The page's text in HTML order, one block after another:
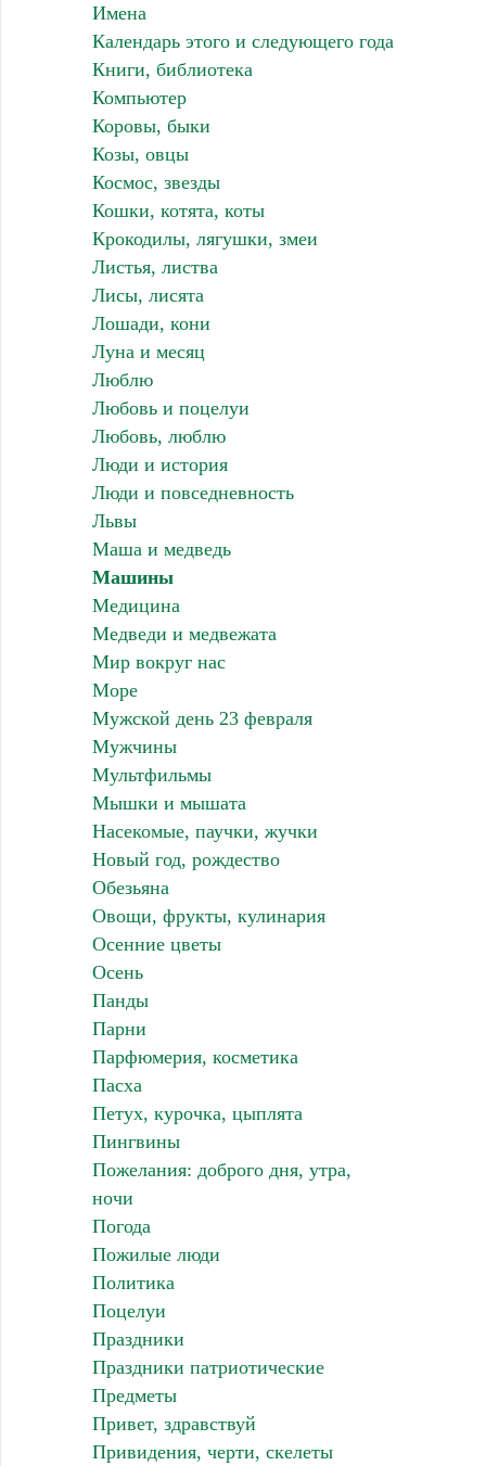
Имена
Календарь этого и следующего года
Книги, библиотека
Компьютер
Коровы, быки
Козы, овцы
Космос, звезды
Кошки, котята, коты
Крокодилы, лягушки, змеи
Листья, листва
Лисы, лисята
Лошади, кони
Луна и месяц
Люблю
Любовь и поцелуи
Любовь, люблю
Люди и история
Люди и повседневность
Львы
Маша и медведь
Машины
Медицина
Медведи и медвежата
Мир вокруг нас
Море
Мужской день 23 февраля
Мужчины
Мультфильмы
Мышки и мышата
Насекомые, паучки, жучки
Новый год, рождество
Обезьяна
Овощи, фрукты, кулинария
Осенние цветы
Осень
Панды
Парни
Парфюмерия, косметика
Пасха
Петух, курочка, цыплята
Пингвины
Пожелания: доброго дня, утра,
ночи
Погода
Пожилые люди
Политика
Поцелуи
Праздники
Праздники патриотические
Предметы
Привет, здравствуй
Привидения, черти, скелеты